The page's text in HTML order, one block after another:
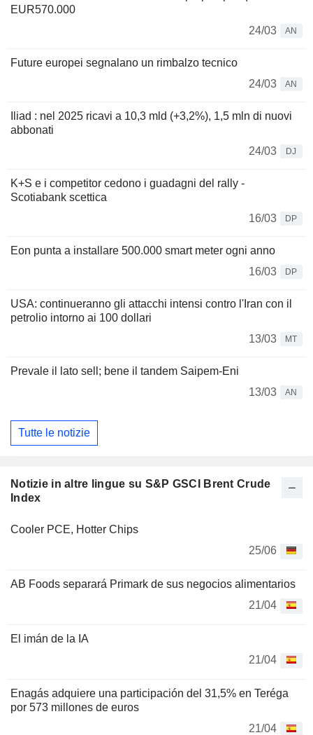
EUR570.000
24/03
AN
Future europei segnalano un rimbalzo tecnico
24/03
AN
Iliad : nel 2025 ricavi a 10,3 mld (+3,2%), 1,5 mln di nuovi
abbonati
24/03
DJ
K+S e i competitor cedono i guadagni del rally -
Scotiabank scettica
16/03
DP
Eon punta a installare 500.000 smart meter ogni anno
16/03
DP
USA: continueranno gli attacchi intensi contro l'Iran con il
petrolio intorno ai 100 dollari
13/03
MT
Prevale il lato sell; bene il tandem Saipem-Eni
13/03
AN
Tutte le notizie
Notizie in altre lingue su S&P GSCI Brent Crude
Index
Cooler PCE, Hotter Chips
25/06
AB Foods separará Primark de sus negocios alimentarios
21/04
El imán de la IA
21/04
Enagás adquiere una participación del 31,5% en Teréga
por 573 millones de euros
21/04